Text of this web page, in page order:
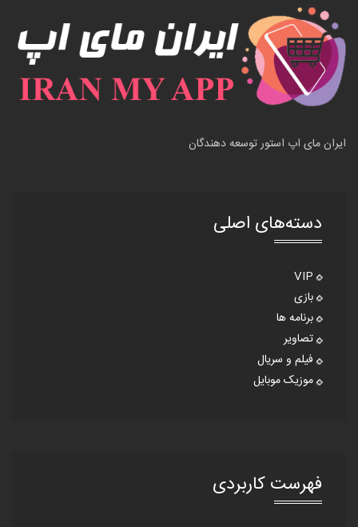
ایران مای اپ استور توسعه دهندگان
دسته‌های اصلی
VIP
بازی
برنامه ها
تصاویر
فیلم و سریال
موزیک موبایل
فهرست کاربردی